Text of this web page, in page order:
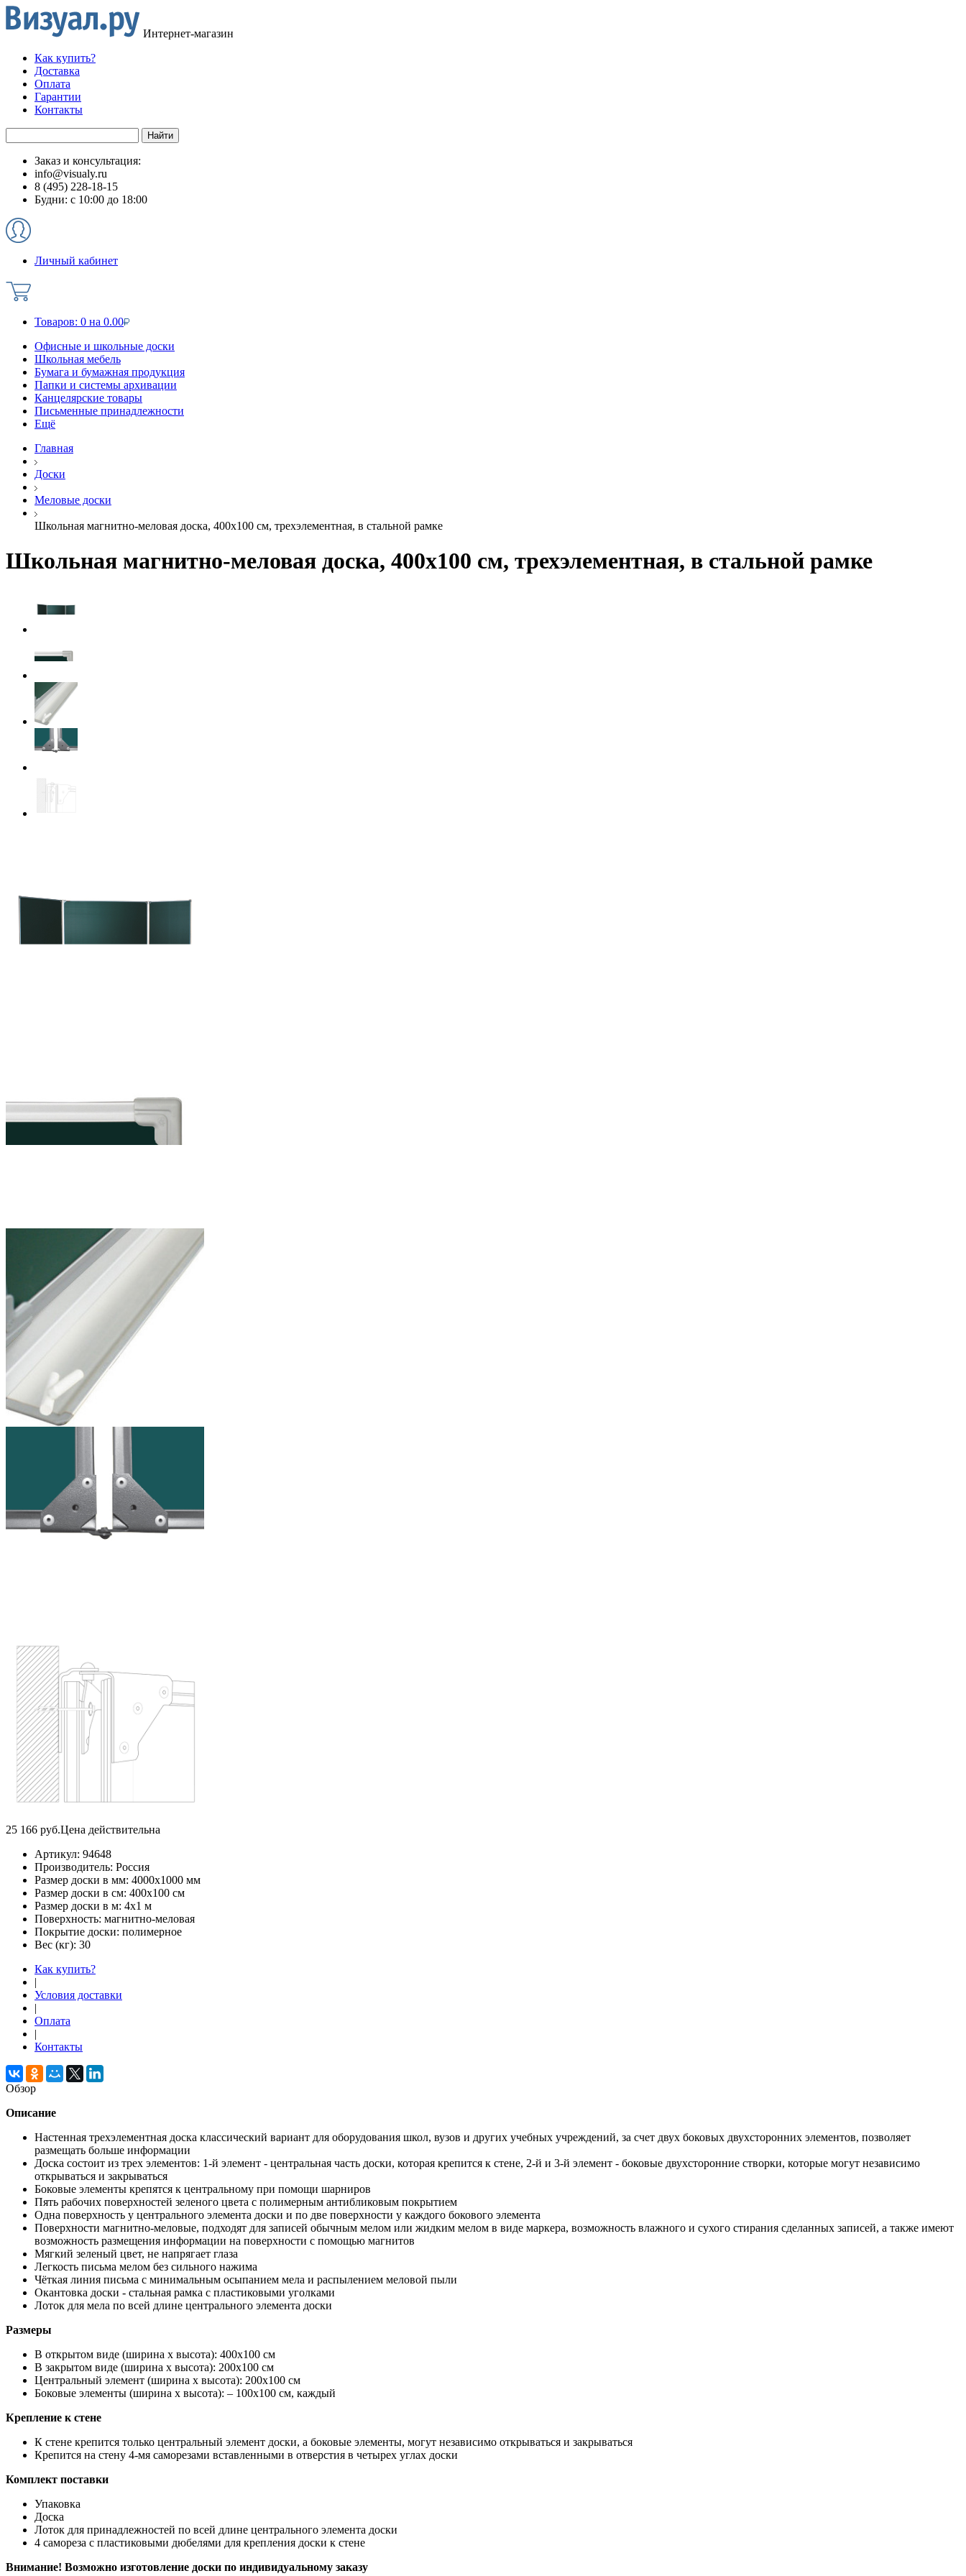
Интернет-магазин
Как купить?
Доставка
Оплата
Гарантии
Контакты
Заказ и консультация:
info@visualy.ru
8 (495) 228-18-15
Будни: с 10:00 до 18:00
Личный кабинет
Товаров: 0 на 0.00
Офисные и школьные доски
Школьная мебель
Бумага и бумажная продукция
Папки и системы архивации
Канцелярские товары
Письменные принадлежности
Ещё
Главная
Доски
Меловые доски
Школьная магнитно-меловая доска, 400х100 см, трехэлементная, в стальной рамке
Школьная магнитно-меловая доска, 400х100 см, трехэлементная, в стальной рамке
25 166 руб.Цена действительна
Артикул: 94648
Производитель: Россия
Размер доски в мм: 4000х1000 мм
Размер доски в см: 400х100 см
Размер доски в м: 4х1 м
Поверхность: магнитно-меловая
Покрытие доски: полимерное
Вес (кг): 30
Как купить?
|
Условия доставки
|
Оплата
|
Контакты
Обзор
Описание
Настенная трехэлементная доска классический вариант для оборудования школ, вузов и других учебных учреждений, за счет двух боковых двухсторонних элементов, позволяет
размещать больше информации
Доска состоит из трех элементов: 1-й элемент - центральная часть доски, которая крепится к стене, 2-й и 3-й элемент - боковые двухсторонние створки, которые могут независимо
открываться и закрываться
Боковые элементы крепятся к центральному при помощи шарниров
Пять рабочих поверхностей зеленого цвета с полимерным антибликовым покрытием
Одна поверхность у центрального элемента доски и по две поверхности у каждого бокового элемента
Поверхности магнитно-меловые, подходят для записей обычным мелом или жидким мелом в виде маркера, возможность влажного и сухого стирания сделанных записей, а также имеют
возможность размещения информации на поверхности с помощью магнитов
Мягкий зеленый цвет, не напрягает глаза
Легкость письма мелом без сильного нажима
Чёткая линия письма с минимальным осыпанием мела и распылением меловой пыли
Окантовка доски - стальная рамка с пластиковыми уголками
Лоток для мела по всей длине центрального элемента доски
Размеры
В открытом виде (ширина х высота): 400х100 см
В закрытом виде (ширина х высота): 200х100 см
Центральный элемент (ширина х высота): 200х100 см
Боковые элементы (ширина х высота): – 100х100 см, каждый
Крепление к стене
К стене крепится только центральный элемент доски, а боковые элементы, могут независимо открываться и закрываться
Крепится на стену 4-мя саморезами вставленными в отверстия в четырех углах доски
Комплект поставки
Упаковка
Доска
Лоток для принадлежностей по всей длине центрального элемента доски
4 самореза с пластиковыми дюбелями для крепления доски к стене
Внимание! Возможно изготовление доски по индивидуальному заказу